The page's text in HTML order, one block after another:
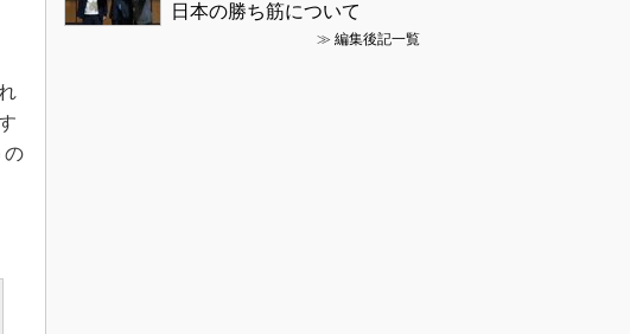
の
日本の勝ち筋について
≫ 編集後記一覧